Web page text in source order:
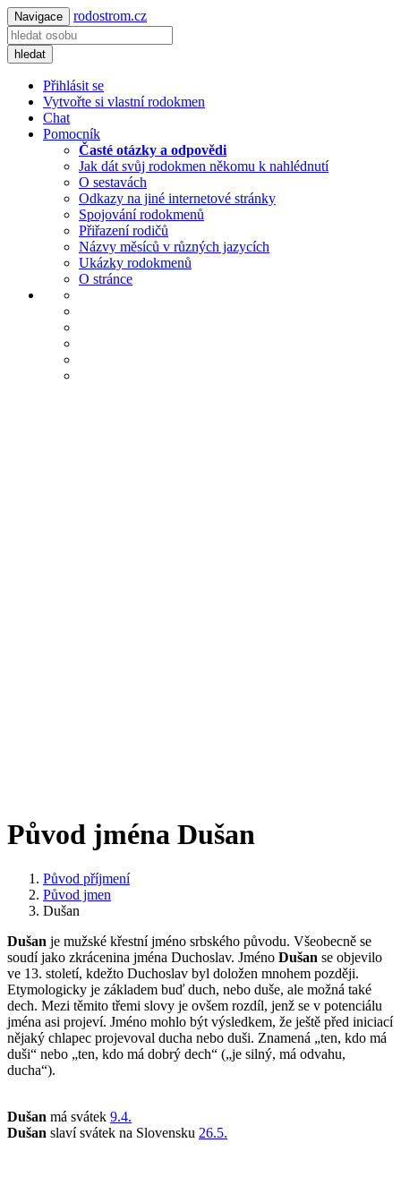
Navigace rodostrom.cz
hledat
Přihlásit se
Vytvořte si vlastní rodokmen
Chat
Pomocník
Časté otázky a odpovědi
Jak dát svůj rodokmen někomu k nahlédnutí
O sestavách
Odkazy na jiné internetové stránky
Spojování rodokmenů
Přiřazení rodičů
Názvy měsíců v různých jazycích
Ukázky rodokmenů
O stránce
Původ jména Dušan
Původ příjmení
Původ jmen
Dušan
Dušan je mužské křestní jméno srbského původu. Všeobecně se
soudí jako zkrácenina jména Duchoslav. Jméno Dušan se objevilo
ve 13. století, kdežto Duchoslav byl doložen mnohem později.
Etymologicky je základem buď duch, nebo duše, ale možná také
dech. Mezi těmito třemi slovy je ovšem rozdíl, jenž se v potenciálu
jména asi projeví. Jméno mohlo být výsledkem, že ještě před iniciací
nějaký chlapec projevoval ducha nebo duši. Znamená „ten, kdo má
duši“ nebo „ten, kdo má dobrý dech“ („je silný, má odvahu,
ducha“).
Dušan má svátek 9.4.
Dušan slaví svátek na Slovensku 26.5.